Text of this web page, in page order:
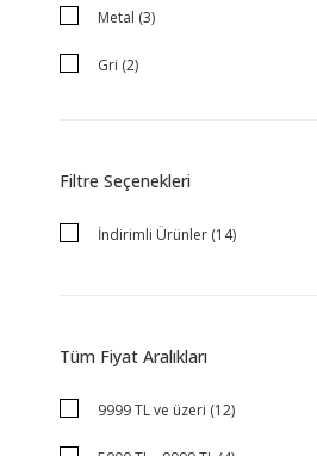
Metal (3)
Gri (2)
Rose (1)
Filtre Seçenekleri
İndirimli Ürünler (14)
Tüm Fiyat Aralıkları
9999 TL ve üzeri (12)